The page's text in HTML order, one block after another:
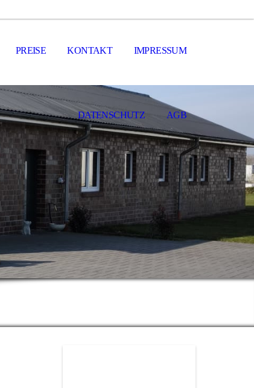
PREISE KONTAKT IMPRESSUM
DATENSCHUTZ AGB